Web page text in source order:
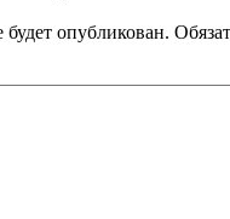
опубликован.